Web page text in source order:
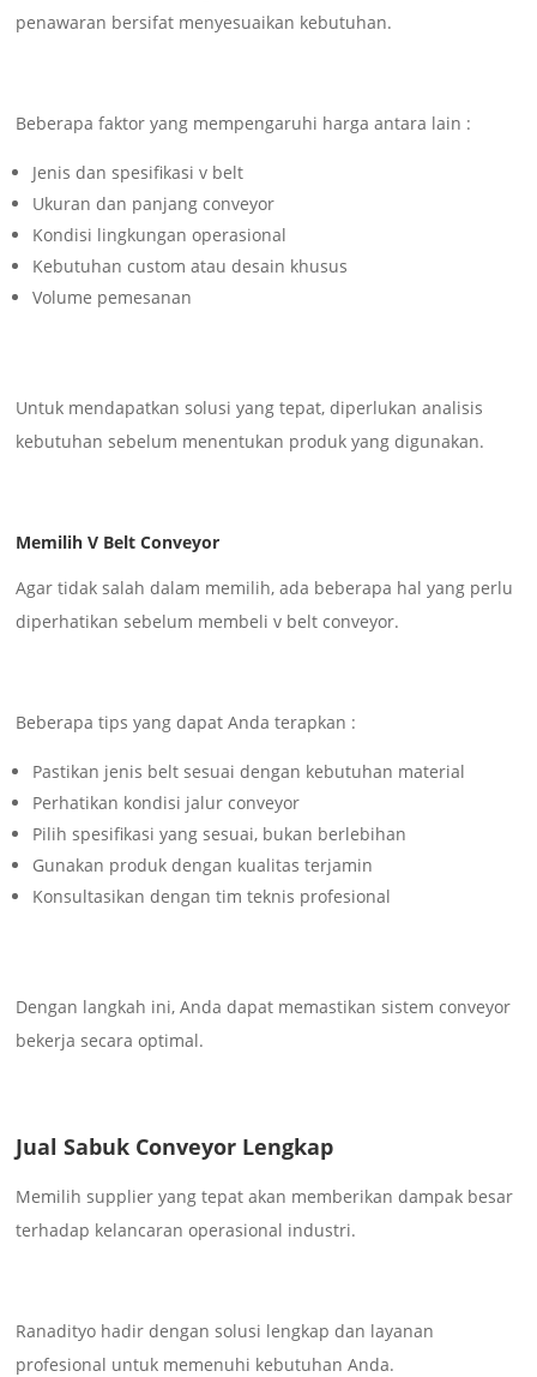
penawaran bersifat menyesuaikan kebutuhan.
Beberapa faktor yang mempengaruhi harga antara lain :
Jenis dan spesifikasi v belt
Ukuran dan panjang conveyor
Kondisi lingkungan operasional
Kebutuhan custom atau desain khusus
Volume pemesanan
Untuk mendapatkan solusi yang tepat, diperlukan analisis
kebutuhan sebelum menentukan produk yang digunakan.
Memilih V Belt Conveyor
Agar tidak salah dalam memilih, ada beberapa hal yang perlu
diperhatikan sebelum membeli v belt conveyor.
Beberapa tips yang dapat Anda terapkan :
Pastikan jenis belt sesuai dengan kebutuhan material
Perhatikan kondisi jalur conveyor
Pilih spesifikasi yang sesuai, bukan berlebihan
Gunakan produk dengan kualitas terjamin
Konsultasikan dengan tim teknis profesional
Dengan langkah ini, Anda dapat memastikan sistem conveyor
bekerja secara optimal.
Jual Sabuk Conveyor Lengkap
Memilih supplier yang tepat akan memberikan dampak besar
terhadap kelancaran operasional industri.
Ranadityo hadir dengan solusi lengkap dan layanan
profesional untuk memenuhi kebutuhan Anda.